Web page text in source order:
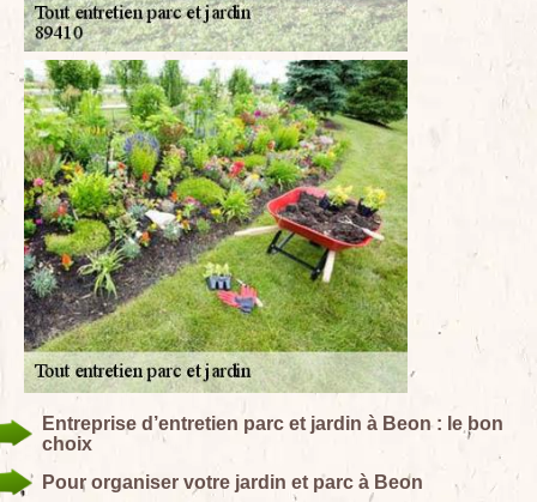
Entreprise d’entretien parc et jardin à Beon : le bon
choix
Pour organiser votre jardin et parc à Beon